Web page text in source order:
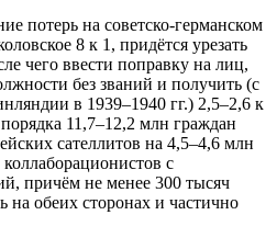
потерь на советско-германском
8 к 1, придётся урезать
чего ввести поправку на лиц,
без званий и получить (с
в 1939–1940 гг.) 2,5–2,6 к
11,7–12,2 млн граждан
сателлитов на 4,5–4,6 млн
с
причём не менее 300 тысяч
на обеих сторонах и частично